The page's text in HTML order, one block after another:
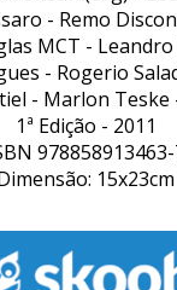
- Remo
MCT -
- Rogerio
- Marlon Teske
1ª Edição - 2011
15x23cm